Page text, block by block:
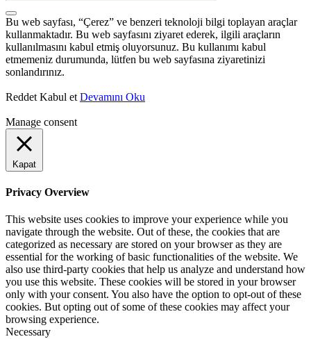
Bu web sayfası, “Çerez” ve benzeri teknoloji bilgi toplayan araçlar
kullanmaktadır. Bu web sayfasını ziyaret ederek, ilgili araçların
kullanılmasını kabul etmiş oluyorsunuz. Bu kullanımı kabul
etmemeniz durumunda, lütfen bu web sayfasına ziyaretinizi
sonlandırınız.
Reddet Kabul et Devamını Oku
Manage consent
Kapat
Privacy Overview
This website uses cookies to improve your experience while you
navigate through the website. Out of these, the cookies that are
categorized as necessary are stored on your browser as they are
essential for the working of basic functionalities of the website. We
also use third-party cookies that help us analyze and understand how
you use this website. These cookies will be stored in your browser
only with your consent. You also have the option to opt-out of these
cookies. But opting out of some of these cookies may affect your
browsing experience.
Necessary